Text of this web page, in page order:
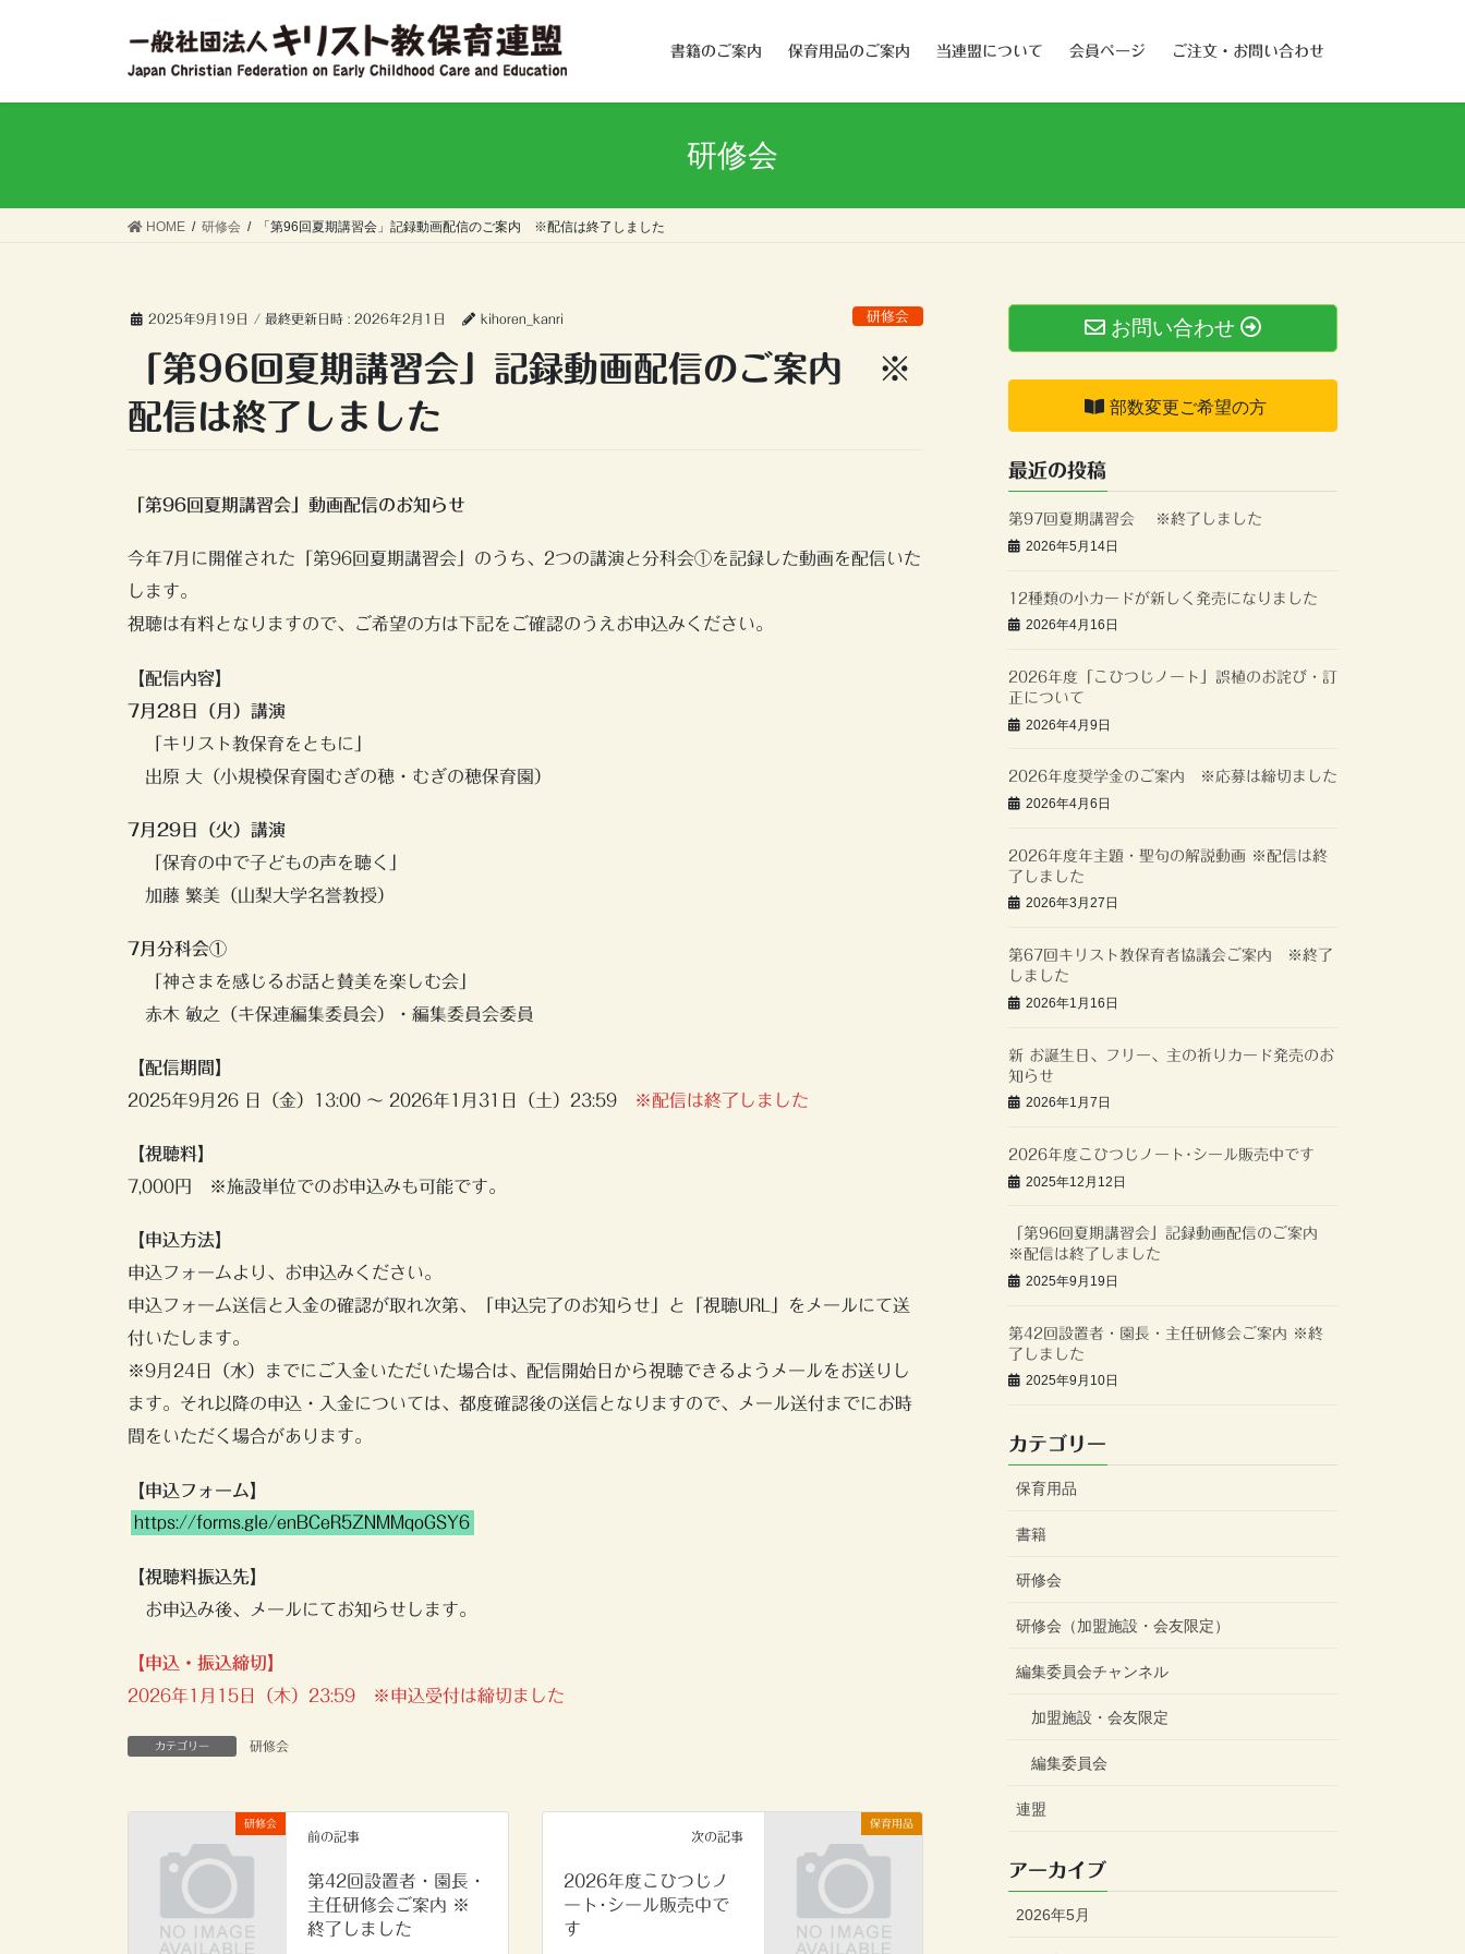
書籍のご案内 保育用品のご案内 当連盟について 会員ページ ご注文・お問い合わせ
研修会
HOME 研修会 「第96回夏期講習会」記録動画配信のご案内 ※配信は終了しました
2025年9月19日 / 最終更新日時 : 2026年2月1日 kihoren_kanri 研修会
「第96回夏期講習会」記録動画配信のご案内 ※
配信は終了しました
「第96回夏期講習会」動画配信のお知らせ
今年7月に開催された「第96回夏期講習会」のうち、2つの講演と分科会①を記録した動画を配信いた
します。
視聴は有料となりますので、ご希望の方は下記をご確認のうえお申込みください。
【配信内容】
7月28日（月）講演
「キリスト教保育をともに」
出原 大（小規模保育園むぎの穂・むぎの穂保育園）
7月29日（火）講演
「保育の中で子どもの声を聴く」
加藤 繁美（山梨大学名誉教授）
7月分科会①
「神さまを感じるお話と賛美を楽しむ会」
赤木 敏之（キ保連編集委員会）・編集委員会委員
【配信期間】
2025年9月26 日（金）13:00 ～ 2026年1月31日（土）23:59
※配信は終了しました
【視聴料】
7,000円 ※施設単位でのお申込みも可能です。
【申込方法】
申込フォームより、お申込みください。
申込フォーム送信と入金の確認が取れ次第、「申込完了のお知らせ」と「視聴URL」をメールにて送
付いたします。
※9月24日（水）までにご入金いただいた場合は、配信開始日から視聴できるようメールをお送りし
ます。それ以降の申込・入金については、都度確認後の送信となりますので、メール送付までにお時
間をいただく場合があります。
【申込フォーム】
https://forms.gle/enBCeR5ZNMMqoGSY6
【視聴料振込先】
お申込み後、メールにてお知らせします。
【申込・振込締切】
2026年1月15日（木）23:59
※申込受付は締切ました
カテゴリー 研修会
研修会
前の記事
第42回設置者・園長・
主任研修会ご案内 ※
終了しました
保育用品
次の記事
2026年度こひつじノ
ート･シール販売中で
す
お問い合わせ
部数変更ご希望の方
最近の投稿
第97回夏期講習会 ※終了しました
2026年5月14日
12種類の小カードが新しく発売になりました
2026年4月16日
2026年度「こひつじノート」誤植のお詫び・訂
正について
2026年4月9日
2026年度奨学金のご案内 ※応募は締切ました
2026年4月6日
2026年度年主題・聖句の解説動画 ※配信は終
了しました
2026年3月27日
第67回キリスト教保育者協議会ご案内 ※終了
しました
2026年1月16日
新 お誕生日、フリー、主の祈りカード発売のお
知らせ
2026年1月7日
2026年度こひつじノート･シール販売中です
2025年12月12日
「第96回夏期講習会」記録動画配信のご案内
※配信は終了しました
2025年9月19日
第42回設置者・園長・主任研修会ご案内 ※終
了しました
2025年9月10日
カテゴリー
保育用品
書籍
研修会
研修会（加盟施設・会友限定）
編集委員会チャンネル
加盟施設・会友限定
編集委員会
連盟
アーカイブ
2026年5月